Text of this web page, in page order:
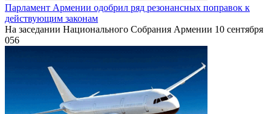
Парламент Армении одобрил ряд резонансных поправок к
действующим законам
На заседании Национального Собрания Армении 10 сентября
056